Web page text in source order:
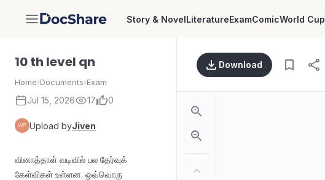
DocShare Story & NovelLiteratureExamComicWorld Cup
10 th level qn
Home›Documents›Exam
Jul 15, 2026 17 0
Upload byJiven
வினாத்தாள் வடிவில் பல தேர்வுக்
கேள்விகள் உள்ளன. ஒவ்வொரு
Download